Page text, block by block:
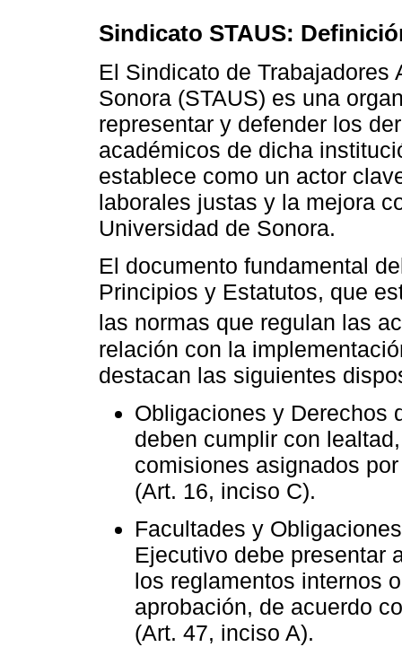
Sindicato STAUS:
El Sindicato de
Sonora (STAUS) es una
representar y defender los
académicos de dicha
establece como un actor
laborales justas y la mejora
Universidad de Sonora.
El documento fundamental
Principios y Estatutos, que
las normas que regulan las
relación con la
destacan las siguientes
Obligaciones y Derechos
deben cumplir con
comisiones asignados
(Art. 16, inciso C).
Facultades y
Ejecutivo debe presentar
los reglamentos internos
aprobación, de acuerdo
(Art. 47, inciso A).